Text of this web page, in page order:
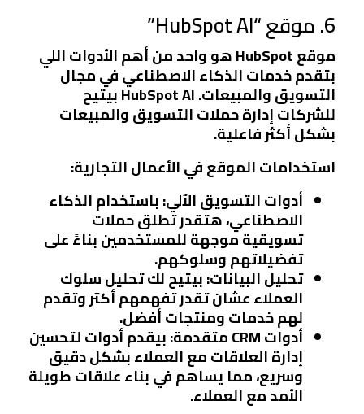
6. موقع “HubSpot AI”
موقع HubSpot هو واحد من أهم الأدوات اللي
بتقدم خدمات الذكاء الاصطناعي في مجال
التسويق والمبيعات. HubSpot AI بيتيح
للشركات إدارة حملات التسويق والمبيعات
بشكل أكثر فاعلية.
استخدامات الموقع في الأعمال التجارية:
أدوات التسويق الآلي:باستخدام الذكاء
الاصطناعي، هتقدر تطلق حملات
تسويقية موجهة للمستخدمين بناءً على
تفضيلاتهم وسلوكهم.
تحليل البيانات:بيتيح لك تحليل سلوك
العملاء عشان تقدر تفهمهم أكتر وتقدم
لهم خدمات ومنتجات أفضل.
أدوات CRM متقدمة: بيقدم أدوات لتحسين
إدارة العلاقات مع العملاء بشكل دقيق
وسريع، مما يساهم في بناء علاقات طويلة
الأمد مع العملاء.